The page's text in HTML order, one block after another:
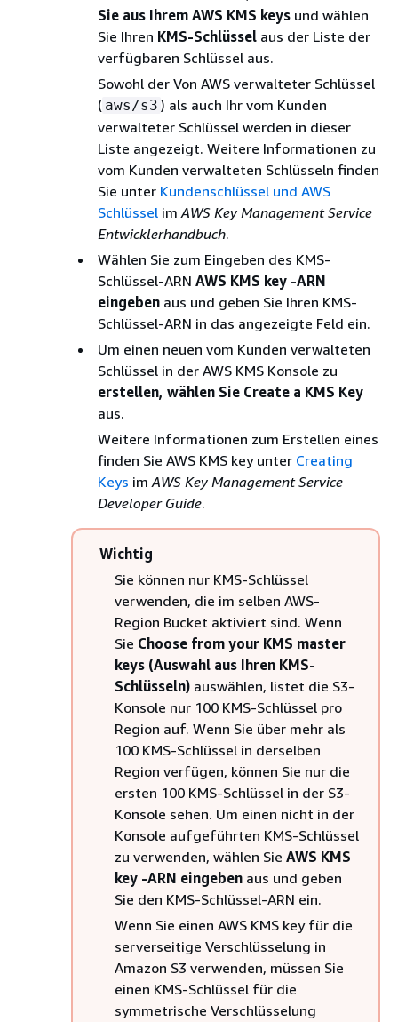
Sie aus Ihrem AWS KMS keys und wählen
Sie Ihren KMS-Schlüssel aus der Liste der
verfügbaren Schlüssel aus.
Sowohl der Von AWS verwalteter Schlüssel
( aws/s3 ) als auch Ihr vom Kunden
verwalteter Schlüssel werden in dieser
Liste angezeigt. Weitere Informationen zu
vom Kunden verwalteten Schlüsseln finden
Sie unter Kundenschlüssel und AWS
Schlüssel imAWS Key Management Service
Entwicklerhandbuch.
Wählen Sie zum Eingeben des KMS-
Schlüssel-ARN AWS KMS key -ARN
eingeben aus und geben Sie Ihren KMS-
Schlüssel-ARN in das angezeigte Feld ein.
Um einen neuen vom Kunden verwalteten
Schlüssel in der AWS KMS Konsole zu
erstellen, wählen Sie Create a KMS Key
aus.
Weitere Informationen zum Erstellen eines
finden Sie AWS KMS key unter Creating
Keys imAWS Key Management Service
Developer Guide.
Wichtig
Sie können nur KMS-Schlüssel
verwenden, die im selben AWS-
Region Bucket aktiviert sind. Wenn
Sie Choose from your KMS master
keys (Auswahl aus Ihren KMS-
Schlüsseln) auswählen, listet die S3-
Konsole nur 100 KMS-Schlüssel pro
Region auf. Wenn Sie über mehr als
100 KMS-Schlüssel in derselben
Region verfügen, können Sie nur die
ersten 100 KMS-Schlüssel in der S3-
Konsole sehen. Um einen nicht in der
Konsole aufgeführten KMS-Schlüssel
zu verwenden, wählen Sie AWS KMS
key -ARN eingeben aus und geben
Sie den KMS-Schlüssel-ARN ein.
Wenn Sie einen AWS KMS key für die
serverseitige Verschlüsselung in
Amazon S3 verwenden, müssen Sie
einen KMS-Schlüssel für die
symmetrische Verschlüsselung